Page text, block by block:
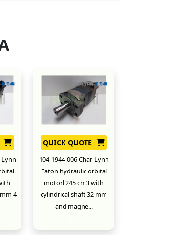
Lynn
4
QUICK QUOTE
104-1944-006 Char-Lynn
Eaton hydraulic orbital
motorl 245 cm3 with
cylindrical shaft 32 mm
and magne...